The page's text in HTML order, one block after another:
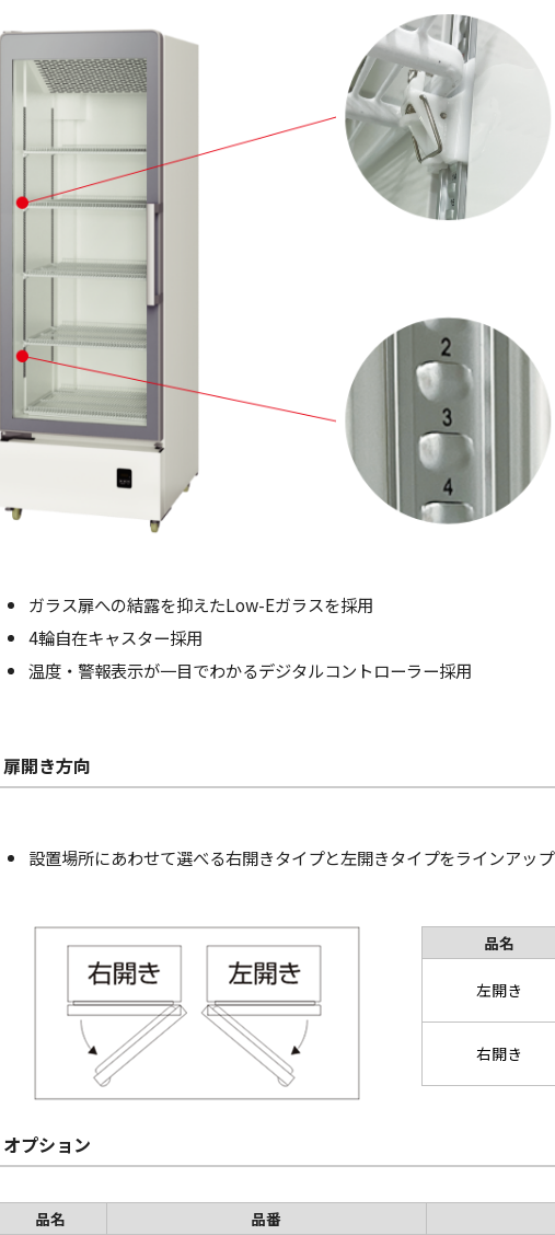
ガラス扉への結露を抑えたLow-Eガラスを採用
4輪自在キャスター採用
温度・警報表示が一目でわかるデジタルコントローラー採用
扉開き方向
設置場所にあわせて選べる右開きタイプと左開きタイプをラインアップ
品名
左開き
右開き
オプション
品名 品番